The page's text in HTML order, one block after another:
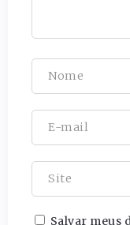
Salvar meus